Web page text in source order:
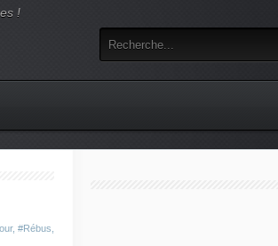
!
, #Rébus,